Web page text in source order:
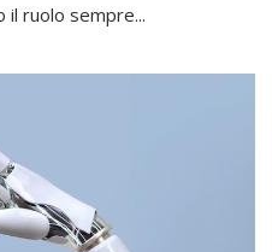
il ruolo sempre...